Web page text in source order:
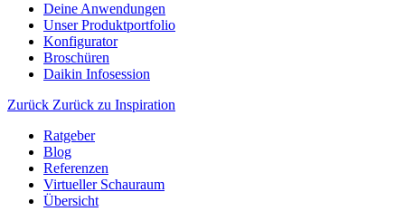
Deine Anwendungen
Unser Produktportfolio
Konfigurator
Broschüren
Daikin Infosession
Zurück Zurück zu Inspiration
Ratgeber
Blog
Referenzen
Virtueller Schauraum
Übersicht